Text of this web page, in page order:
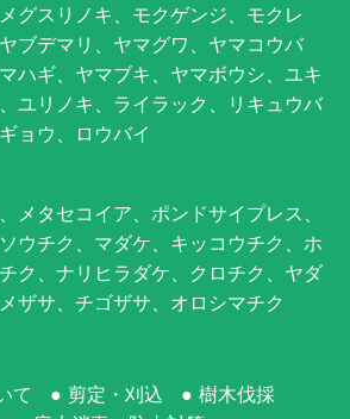
グスリノキ、モクゲンジ、モクレ
ブデマリ、ヤマグワ、ヤマコウバ
ハギ、ヤマブキ、ヤマボウシ、ユキ
ユリノキ、ライラック、リキュウバ
ョウ、ロウバイ
メタセコイア、ポンドサイプレス、
ウチク、マダケ、キッコウチク、ホ
ク、ナリヒラダケ、クロチク、ヤダ
ザサ、チゴザサ、オロシマチク
て 剪定・刈込
樹木伐採